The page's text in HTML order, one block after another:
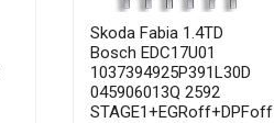
Skoda Fabia 1.4TD
Bosch EDC17U01
1037394925P391L30D
045906013Q 2592
STAGE1+EGRoff+DPFoff